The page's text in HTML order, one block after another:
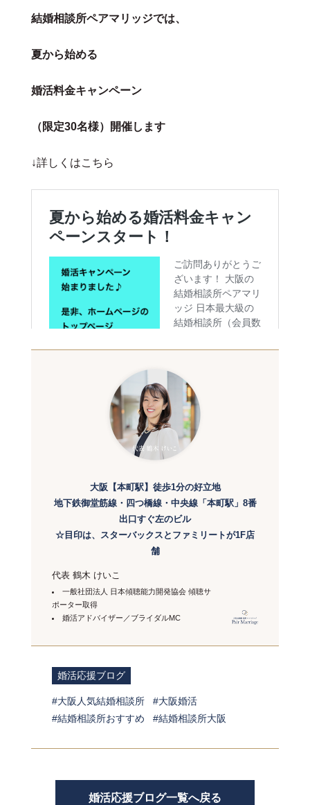
結婚相談所ペアマリッジでは、
夏から始める
婚活料金キャンペーン
（限定30名様）開催します
↓詳しくはこちら
大阪【本町駅】徒歩1分の好立地
地下鉄御堂筋線・四つ橋線・中央線「本町駅」8番
出口すぐ左のビル
☆目印は、スターバックスとファミリートが1F店
舗
代表 鶴木 けいこ
一般社団法人 日本傾聴能力開発協会 傾聴サ
ポーター取得
婚活アドバイザー／ブライダルMC
婚活応援ブログ
大阪人気結婚相談所
大阪婚活
結婚相談所おすすめ
結婚相談所大阪
婚活応援ブログ一覧へ戻る